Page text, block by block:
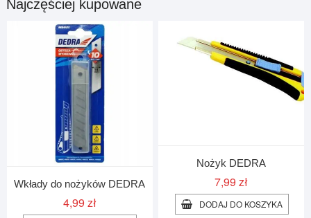
Najczęściej kupowane
Wkłady do nożyków DEDRA
4,99 zł
Nożyk DEDRA
7,99 zł
DODAJ DO KOSZYKA